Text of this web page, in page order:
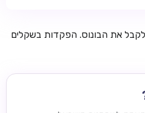
את הבונוס. הפקדות בשקלים